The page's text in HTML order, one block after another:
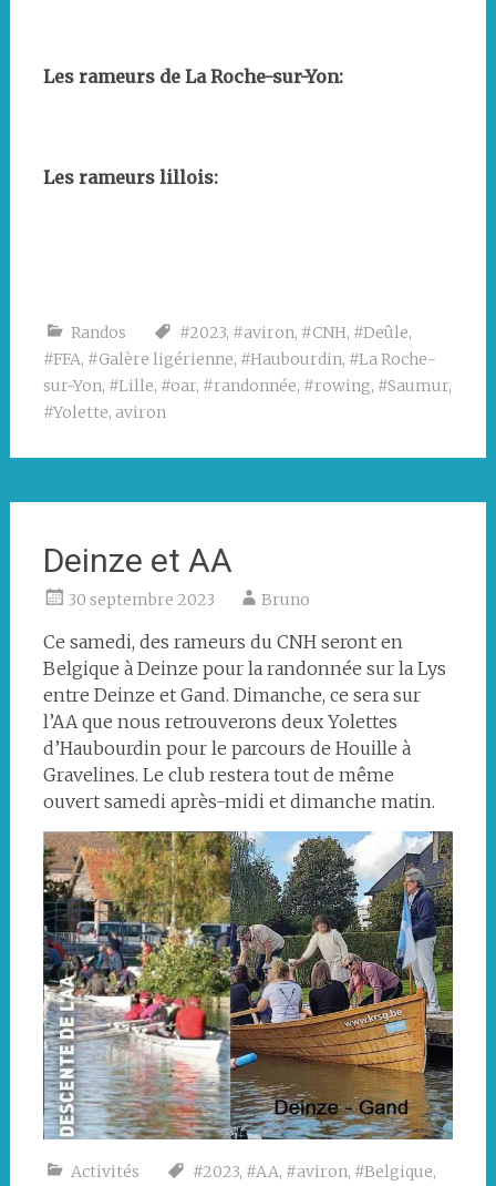
la
pris CNH
sur-
la
Les rameurs de La Roche-sur-Yon:
Yonnais
Les rameurs lillois:
équipages
lillois
Randos #2023, #aviron, #CNH, #Deûle,
#FFA, #Galère ligérienne, #Haubourdin, #La Roche-
sur-Yon, #Lille, #oar, #randonnée, #rowing, #Saumur,
#Yolette, aviron
Deinze et AA
30 septembre 2023 Bruno
Ce samedi, des rameurs du CNH seront en
Belgique à Deinze pour la randonnée sur la Lys
entre Deinze et Gand. Dimanche, ce sera sur
l’AA que nous retrouverons deux Yolettes
d’Haubourdin pour le parcours de Houille à
Gravelines. Le club restera tout de même
ouvert samedi après-midi et dimanche matin.
Activités #2023, #AA, #aviron, #Belgique,